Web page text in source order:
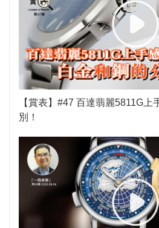
【賞表】#47 百達翡麗5811G
別！